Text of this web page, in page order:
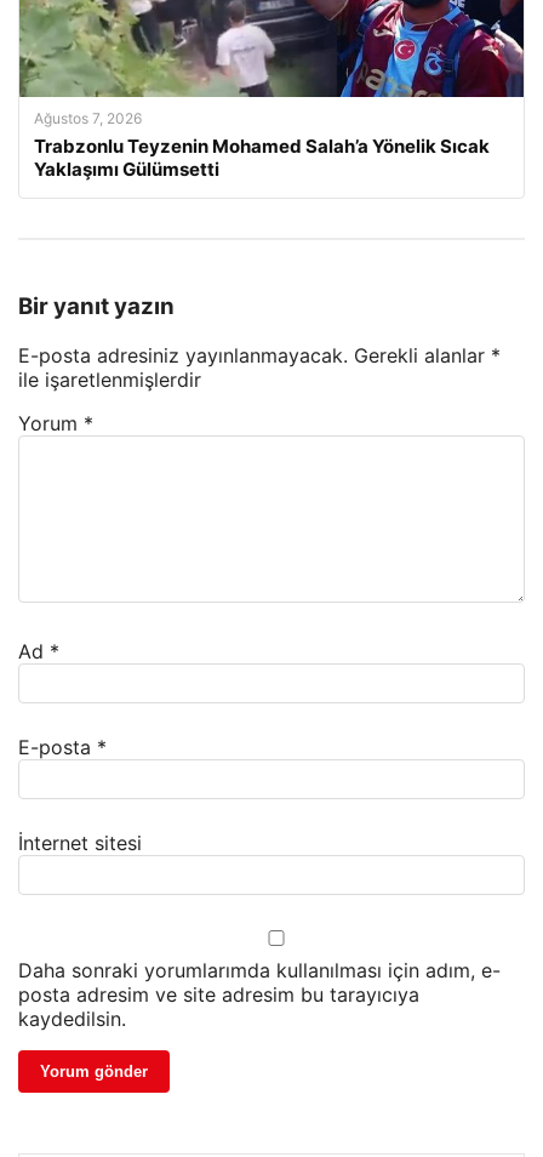
Ağustos 7, 2026
Trabzonlu Teyzenin Mohamed Salah’a Yönelik Sıcak
Yaklaşımı Gülümsetti
Bir yanıt yazın
E-posta adresiniz yayınlanmayacak. Gerekli alanlar *
ile işaretlenmişlerdir
Yorum *
Ad *
E-posta *
İnternet sitesi
Daha sonraki yorumlarımda kullanılması için adım, e-
posta adresim ve site adresim bu tarayıcıya
kaydedilsin.